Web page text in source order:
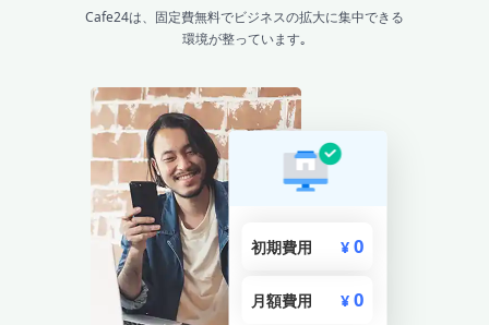
Cafe24は、固定費無料でビジネスの拡大に集中できる
環境が整っています｡
初期費用 ¥0
月額費用 ¥0